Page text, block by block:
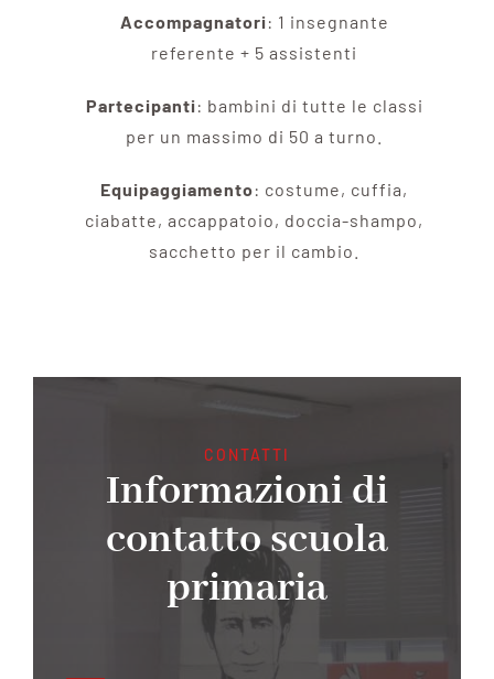
Accompagnatori: 1 insegnante
referente + 5 assistenti
Partecipanti: bambini di tutte le classi
per un massimo di 50 a turno.
Equipaggiamento: costume, cuffia,
ciabatte, accappatoio, doccia-shampo,
sacchetto per il cambio.
CONTATTI
Informazioni di
contatto scuola
primaria